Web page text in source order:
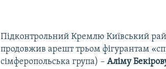
Підконтрольний Кремлю Київський
продовжив арешт трьом фігурантам
сімферопольська група) –Аліму